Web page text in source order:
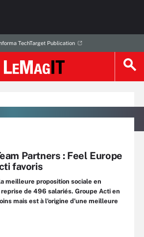
TechTarget Publication
Partners : Feel Europe
favoris
meilleure proposition sociale en
de 496 salariés. Groupe Acti en
mais est à l'origine d'une meilleure